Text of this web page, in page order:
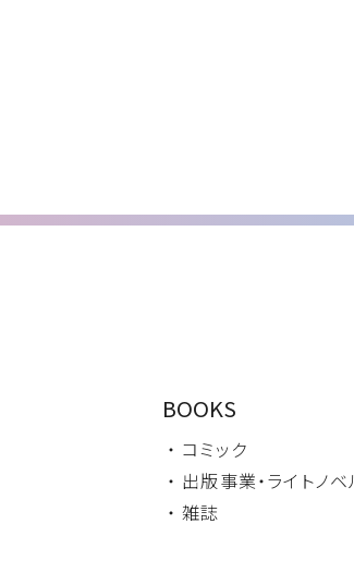
BOOKS
・ コミック
・ 出版事業・ライトノベ
・ 雑誌